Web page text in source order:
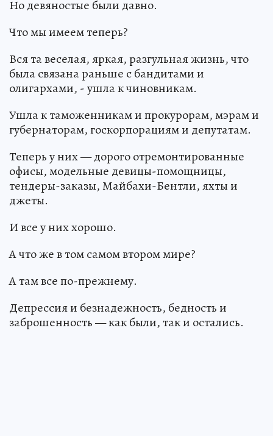
Но девяностые были давно.
Что мы имеем теперь?
Вся та веселая, яркая, разгульная жизнь, что
была связана раньше с бандитами и
олигархами, - ушла к чиновникам.
Ушла к таможенникам и прокурорам, мэрам и
губернаторам, госкорпорациям и депутатам.
Теперь у них — дорого отремонтированные
офисы, модельные девицы-помощницы,
тендеры-заказы, Майбахи-Бентли, яхты и
джеты.
И все у них хорошо.
А что же в том самом втором мире?
А там все по-прежнему.
Депрессия и безнадежность, бедность и
заброшенность — как были, так и остались.